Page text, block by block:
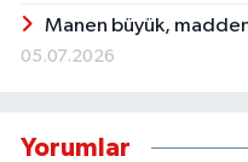
Manen büyük,
05.07.2026
Yorumlar